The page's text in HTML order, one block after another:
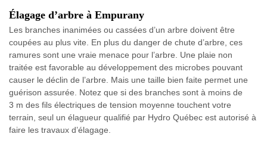
Élagage d’arbre à Empurany
Les branches inanimées ou cassées d’un arbre doivent être
coupées au plus vite. En plus du danger de chute d’arbre, ces
ramures sont une vraie menace pour l’arbre. Une plaie non
traitée est favorable au développement des microbes pouvant
causer le déclin de l’arbre. Mais une taille bien faite permet une
guérison assurée. Notez que si des branches sont à moins de
3 m des fils électriques de tension moyenne touchent votre
terrain, seul un élagueur qualifié par Hydro Québec est autorisé à
faire les travaux d’élagage.